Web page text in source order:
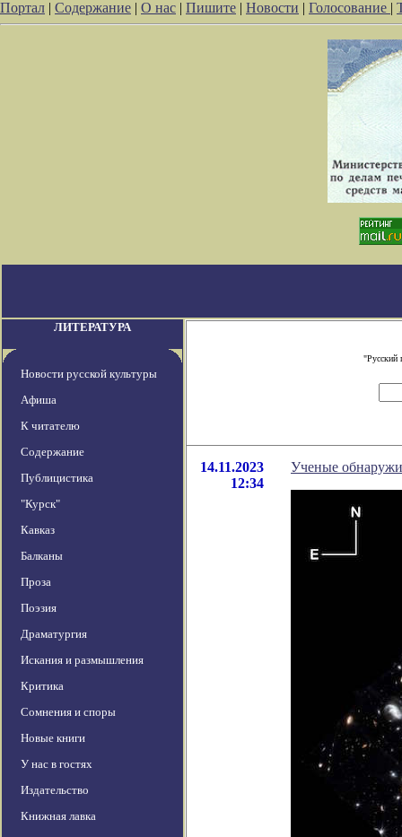
Портал | Содержание | О нас | Пишите | Новости | Голосование |
ЛИТЕРАТУРА
Новости русской культуры
Афиша
К читателю
Содержание
Публицистика
"Курск"
Кавказ
Балканы
Проза
Поэзия
Драматургия
Искания и размышления
Критика
Сомнения и споры
Новые книги
У нас в гостях
Издательство
Книжная лавка
"Русский
14.11.2023
12:34
Ученые